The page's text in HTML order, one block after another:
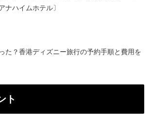
ナハイムホテル〕
た？香港ディズニー旅行の予約手順と費用を
ト